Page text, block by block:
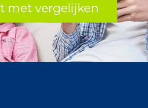
met vergelijken